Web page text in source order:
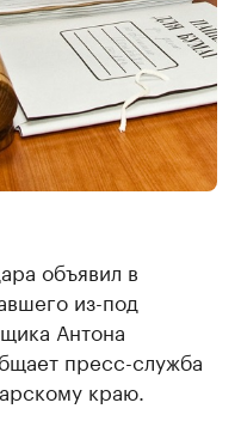
объявил в
из-под
Антона
пресс-служба
краю.